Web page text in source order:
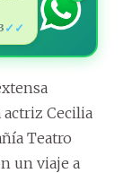
✓✓
Cecilia
Teatro
un viaje a